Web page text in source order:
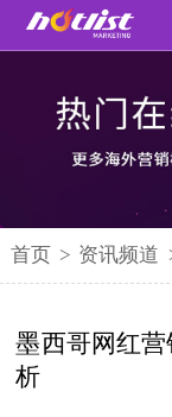
首页 > 资讯频道
墨西哥网红
析